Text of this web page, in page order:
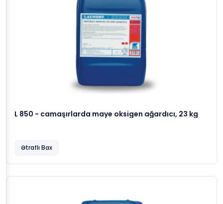
L 850 - camaşırlarda maye oksigen ağardıcı, 23 kg
Ətraflı Bax